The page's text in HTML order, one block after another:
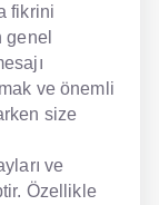
fikrini
genel
ve önemli
size
ve
Özellikle